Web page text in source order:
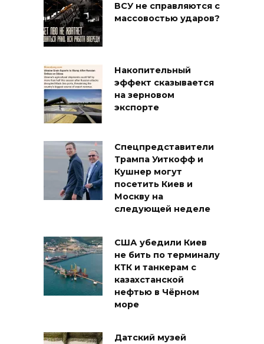
ВСУ не справляются с
массовостью ударов?
Накопительный
эффект сказывается
на зерновом
экспорте
Спецпредставители
Трампа Уиткофф и
Кушнер могут
посетить Киев и
Москву на
следующей неделе
США убедили Киев
не бить по терминалу
КТК и танкерам с
казахстанской
нефтью в Чёрном
море
Датский музей